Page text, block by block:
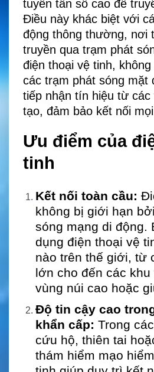
tuyến tần số cao để
Điều này khác biệt với
động thông thường, nơi
truyền qua trạm phát
điện thoại vệ tinh,
các trạm phát sóng mặt
tiếp nhận tín hiệu từ các
tạo, đảm bảo kết nối
Ưu điểm của
tinh
Kết nối toàn cầu:
không bị giới hạn
sóng mạng di động.
dụng điện thoại vệ
nào trên thế giới, từ
lớn cho đến các
vùng núi cao hoặc
Độ tin cậy cao
khẩn cấp: Trong
cứu hộ, thiên tai
thám hiểm mạo